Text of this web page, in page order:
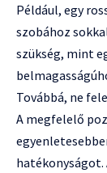
Például, egy
szobához
szükség, mint
Továbbá, ne
A megfelelő